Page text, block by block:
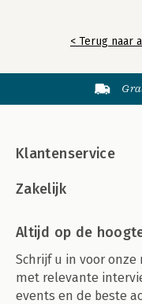
< Terug naar
Klantenservice
Zakelijk
Altijd op de
Schrijf u in voor
met relevante
events en de beste